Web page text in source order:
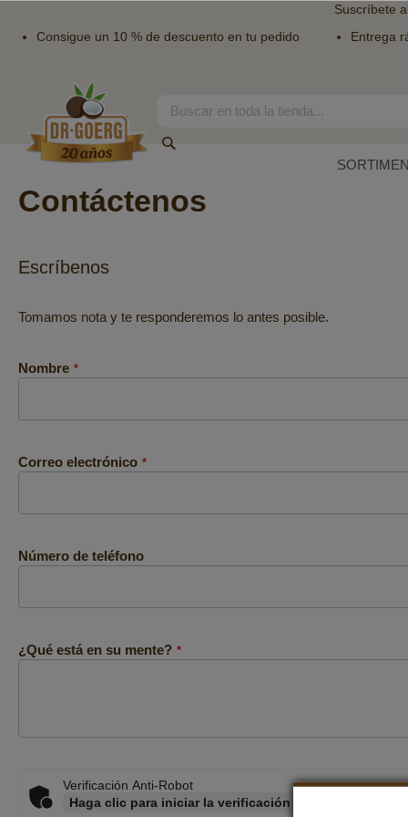
Suscríbete
Consigue un 10 % de descuento en tu pedido
Entrega
contenido
Search
Contáctenos
Escríbenos
Tomamos nota y te responderemos lo antes posible.
Nombre
Correo electrónico
Número de teléfono
¿Qué está en su mente?
Verificación Anti-Robot
Haga clic para iniciar la verificación